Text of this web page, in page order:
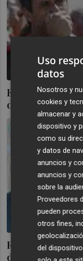
El Comité de
documentos
Rafael Sánchez
de Císcar en
Uso
datos
Nosotros y
cookies y
almacenar y
dispositivo y
como su
y datos de
anuncios y
anuncios y
sobre la
Proveedores
pueden
otros fines,
del